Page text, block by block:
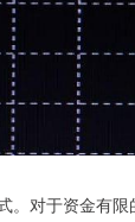
。对于资金有